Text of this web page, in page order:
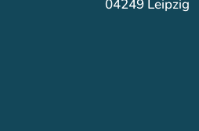
04249 Leipzig